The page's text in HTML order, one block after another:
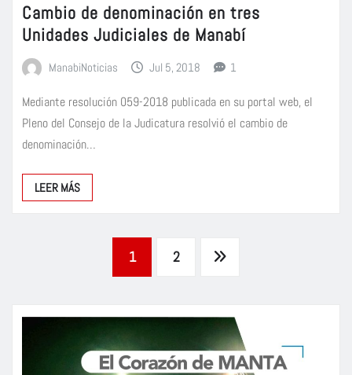
Cambio de denominación en tres
Unidades Judiciales de Manabí
ManabiNoticias Jul 5, 2018 1
Mediante resolución 059-2018 publicada en su portal web, el
Pleno del Consejo de la Judicatura resolvió el cambio de
denominación…
LEER MÁS
Paginación
de
entradas
1 2